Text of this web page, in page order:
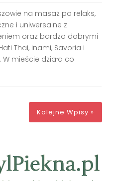
na masaż po relaks,
i uniwersalne z
oraz bardzo dobrymi
Thai, inami, Savoria i
mieście działa co
Kolejne Wpisy »